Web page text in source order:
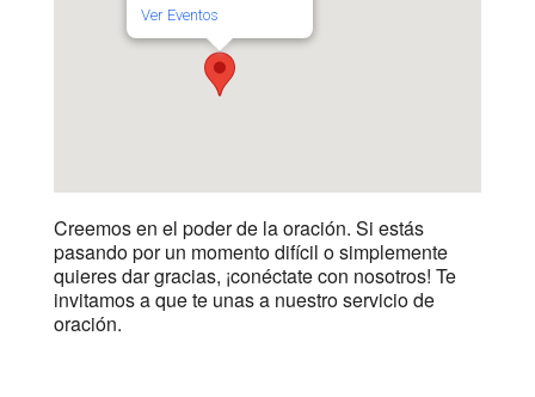
Ver Eventos
Creemos en el poder de la oración. Si estás
pasando por un momento difícil o simplemente
quieres dar gracias, ¡conéctate con nosotros! Te
invitamos a que te unas a nuestro servicio de
oración.